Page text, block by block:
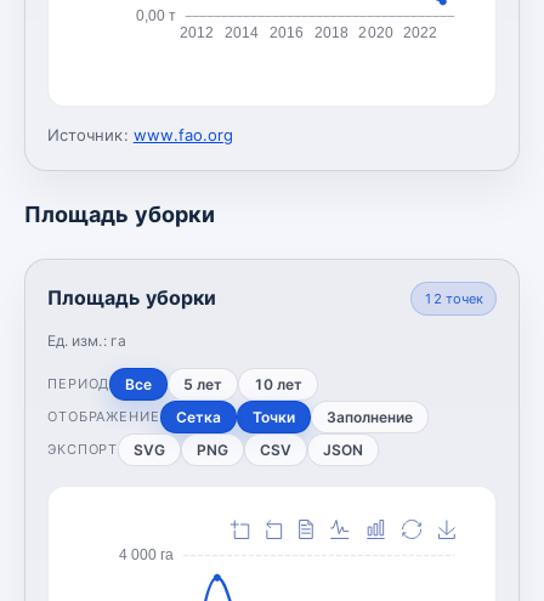
0,00 т
2012 2014 2016 2018 2020 2022
Источник: www.fao.org
Площадь уборки
Площадь уборки
Ед. изм.: га
12 точек
ПЕРИОД Все 5 лет 10 лет
ОТОБРАЖЕНИЕ Сетка Точки Заполнение
ЭКСПОРТ SVG PNG CSV JSON
4 000 га